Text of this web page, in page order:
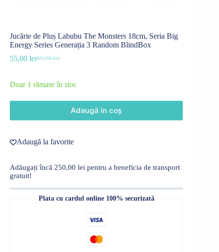
Jucărie de Pluș Labubu The Monsters 18cm, Seria Big
Energy Series Generația 3 Random BlindBox
89,00lei
Prețul
fost:
55,00 leiPrețul
55,00 lei.
Doar 1 rămase în stoc
Adaugă în coș
Adaugă la favorite
Adăugați încă 250,00 lei pentru a beneficia de transport
gratuit!
Plata cu cardul online 100% securizată